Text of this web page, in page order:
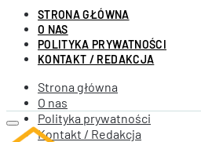
STRONA GŁÓWNA
O NAS
POLITYKA PRYWATNOŚCI
KONTAKT / REDAKCJA
Strona główna
O nas
Polityka prywatności
Kontakt / Redakcja